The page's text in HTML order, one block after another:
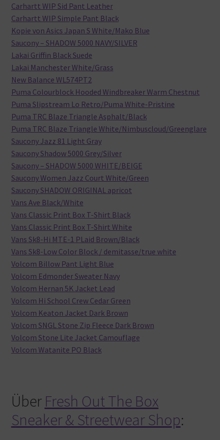
Carhartt WIP Sid Pant Leather
Carhartt WIP Simple Pant Black
Kopie von Asics Japan S White/Mako Blue
Saucony – SHADOW 5000 NAVY/SILVER
Lakai Griffin Black Suede
Lakai Manchester White/Grass
New Balance WL574PT2
Puma Colourblock Hooded Windbreaker Warm Chestnut
Puma Slipstream Lo Retro/Puma White-Pristine
Puma TRC Blaze Triangle Asphalt/Black
Puma TRC Blaze Triangle White/Nimbuscloud/Greenglare
Saucony Jazz 81 Light Gray
Saucony Shadow 5000 Grey/Silver
Saucony – SHADOW 5000 WHITE/BEIGE
Saucony Women Jazz Court White/Green
Saucony SHADOW ORIGINAL apricot
Vans Ave Black/White
Vans Classic Print Box T-Shirt Black
Vans Classic Print Box T-Shirt White
Vans Sk8-Hi MTE-1 PLaid Brown/Black
Vans Sk8-Low Color Block / demitasse/true white
Volcom Billow Pant Light Blue
Volcom Edmonder Sweater Navy
Volcom Hernan 5K Jacket Lead
Volcom Hi School Crew Cedar Green
Volcom Keaton Jacket Dark Brown
Volcom SNGL Stone Zip Fleece Dark Brown
Volcom Stone Lite Jacket Camouflage
Volcom Watanite PO Black
Über Fresh Out The Box
Sneaker & Streetwear Shop: